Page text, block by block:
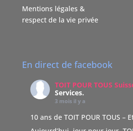
Mentions légales &
respect de la vie privée
En direct de facebook
TOIT POUR TOUS
Services.
3 mois il y a
10 ans de TOIT POUR TOUS –